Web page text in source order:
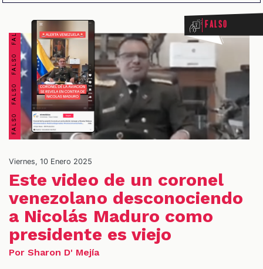
Falso
Viernes, 10 Enero 2025
Este video de un coronel
venezolano desconociendo
a Nicolás Maduro como
presidente es viejo
Por Sharon D' Mejía